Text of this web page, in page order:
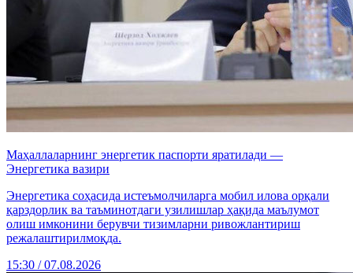
Маҳаллаларнинг энергетик паспорти яратилади —
Энергетика вазири
Энергетика соҳасида истеъмолчиларга мобил илова орқали
қарздорлик ва таъминотдаги узилишлар ҳақида маълумот
олиш имконини берувчи тизимларни ривожлантириш
режалаштирилмоқда.
15:30 / 07.08.2026